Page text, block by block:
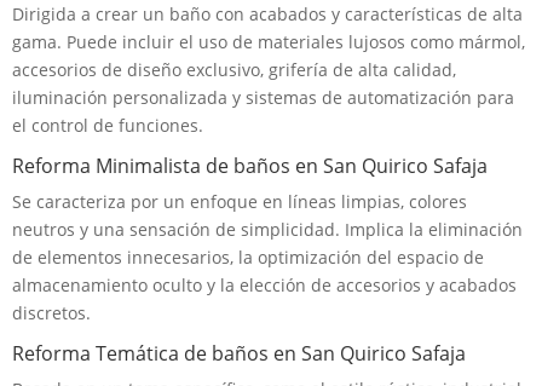
Dirigida a crear un baño con acabados y características de alta
gama. Puede incluir el uso de materiales lujosos como mármol,
accesorios de diseño exclusivo, grifería de alta calidad,
iluminación personalizada y sistemas de automatización para
el control de funciones.
Reforma Minimalista de baños en San Quirico Safaja
Se caracteriza por un enfoque en líneas limpias, colores
neutros y una sensación de simplicidad. Implica la eliminación
de elementos innecesarios, la optimización del espacio de
almacenamiento oculto y la elección de accesorios y acabados
discretos.
Reforma Temática de baños en San Quirico Safaja